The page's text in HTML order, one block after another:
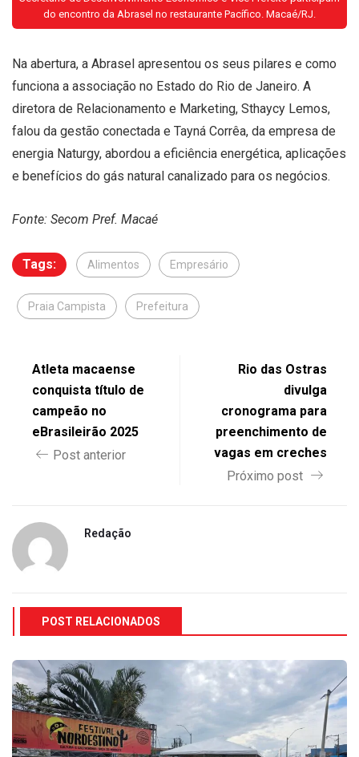
do encontro da Abrasel no restaurante Pacífico. Macaé/RJ.
Na abertura, a Abrasel apresentou os seus pilares e como
funciona a associação no Estado do Rio de Janeiro. A
diretora de Relacionamento e Marketing, Sthaycy Lemos,
falou da gestão conectada e Tayná Corrêa, da empresa de
energia Naturgy, abordou a eficiência energética, aplicações
e benefícios do gás natural canalizado para os negócios.
Fonte: Secom Pref. Macaé
Tags: Alimentos Empresário
Praia Campista Prefeitura
Atleta macaense
conquista título de
campeão no
eBrasileirão 2025
Post anterior
Rio das Ostras
divulga
cronograma para
preenchimento de
vagas em creches
Próximo post
Redação
POST RELACIONADOS